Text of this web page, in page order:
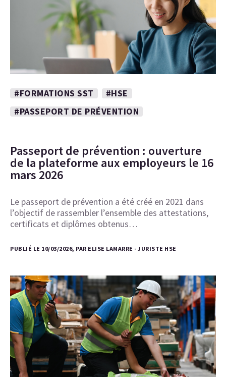
#FORMATIONS SST
#HSE
#PASSEPORT DE PRÉVENTION
Passeport de prévention : ouverture
de la plateforme aux employeurs le 16
mars 2026
Le passeport de prévention a été créé en 2021 dans
l’objectif de rassembler l’ensemble des attestations,
certificats et diplômes obtenus…
PUBLIÉ LE 10/03/2026, PAR ELISE LAMARRE - JURISTE HSE